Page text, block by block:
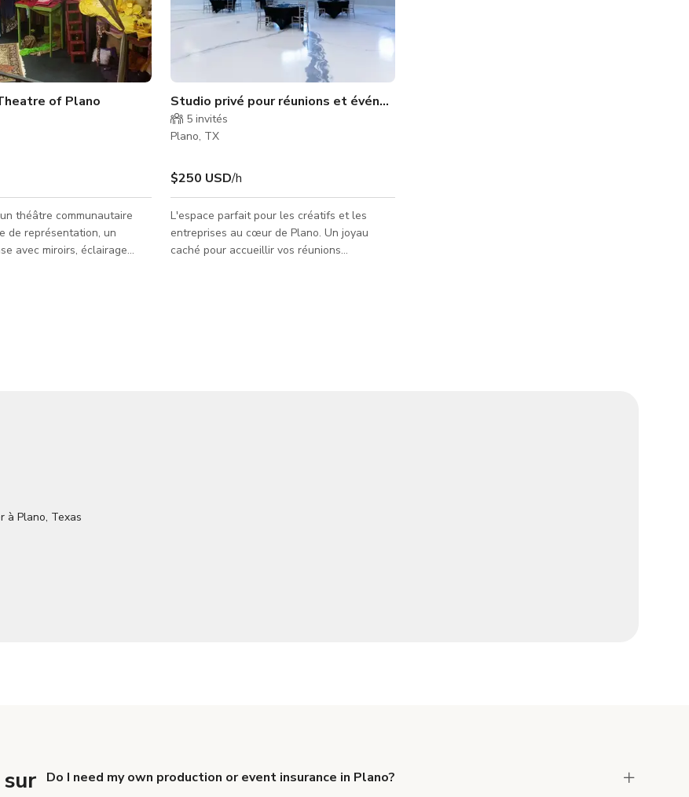
jardin pour une véritable expérience VIP
conçue juste pou
of Plano
théâtre communautaire
de représentation, un
avec miroirs, éclairage
Studio privé pour réunions et événements cinématographiques
5 invités
Plano, TX
$250 USD/h
L'espace parfait pour les créatifs et les
entreprises au cœur de Plano. Un joyau
caché pour accueillir vos réunions
Do I need my own production or event insurance in Plano?